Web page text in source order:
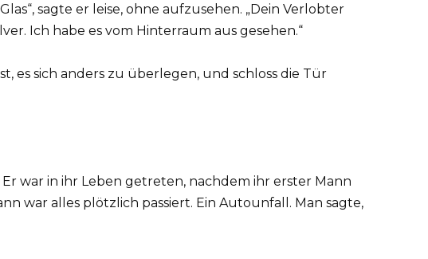
sagte er leise, ohne aufzusehen. „Dein Verlobter
Ich habe es vom Hinterraum aus gesehen.“
es sich anders zu überlegen, und schloss die Tür
war in ihr Leben getreten, nachdem ihr erster Mann
war alles plötzlich passiert. Ein Autounfall. Man sagte,